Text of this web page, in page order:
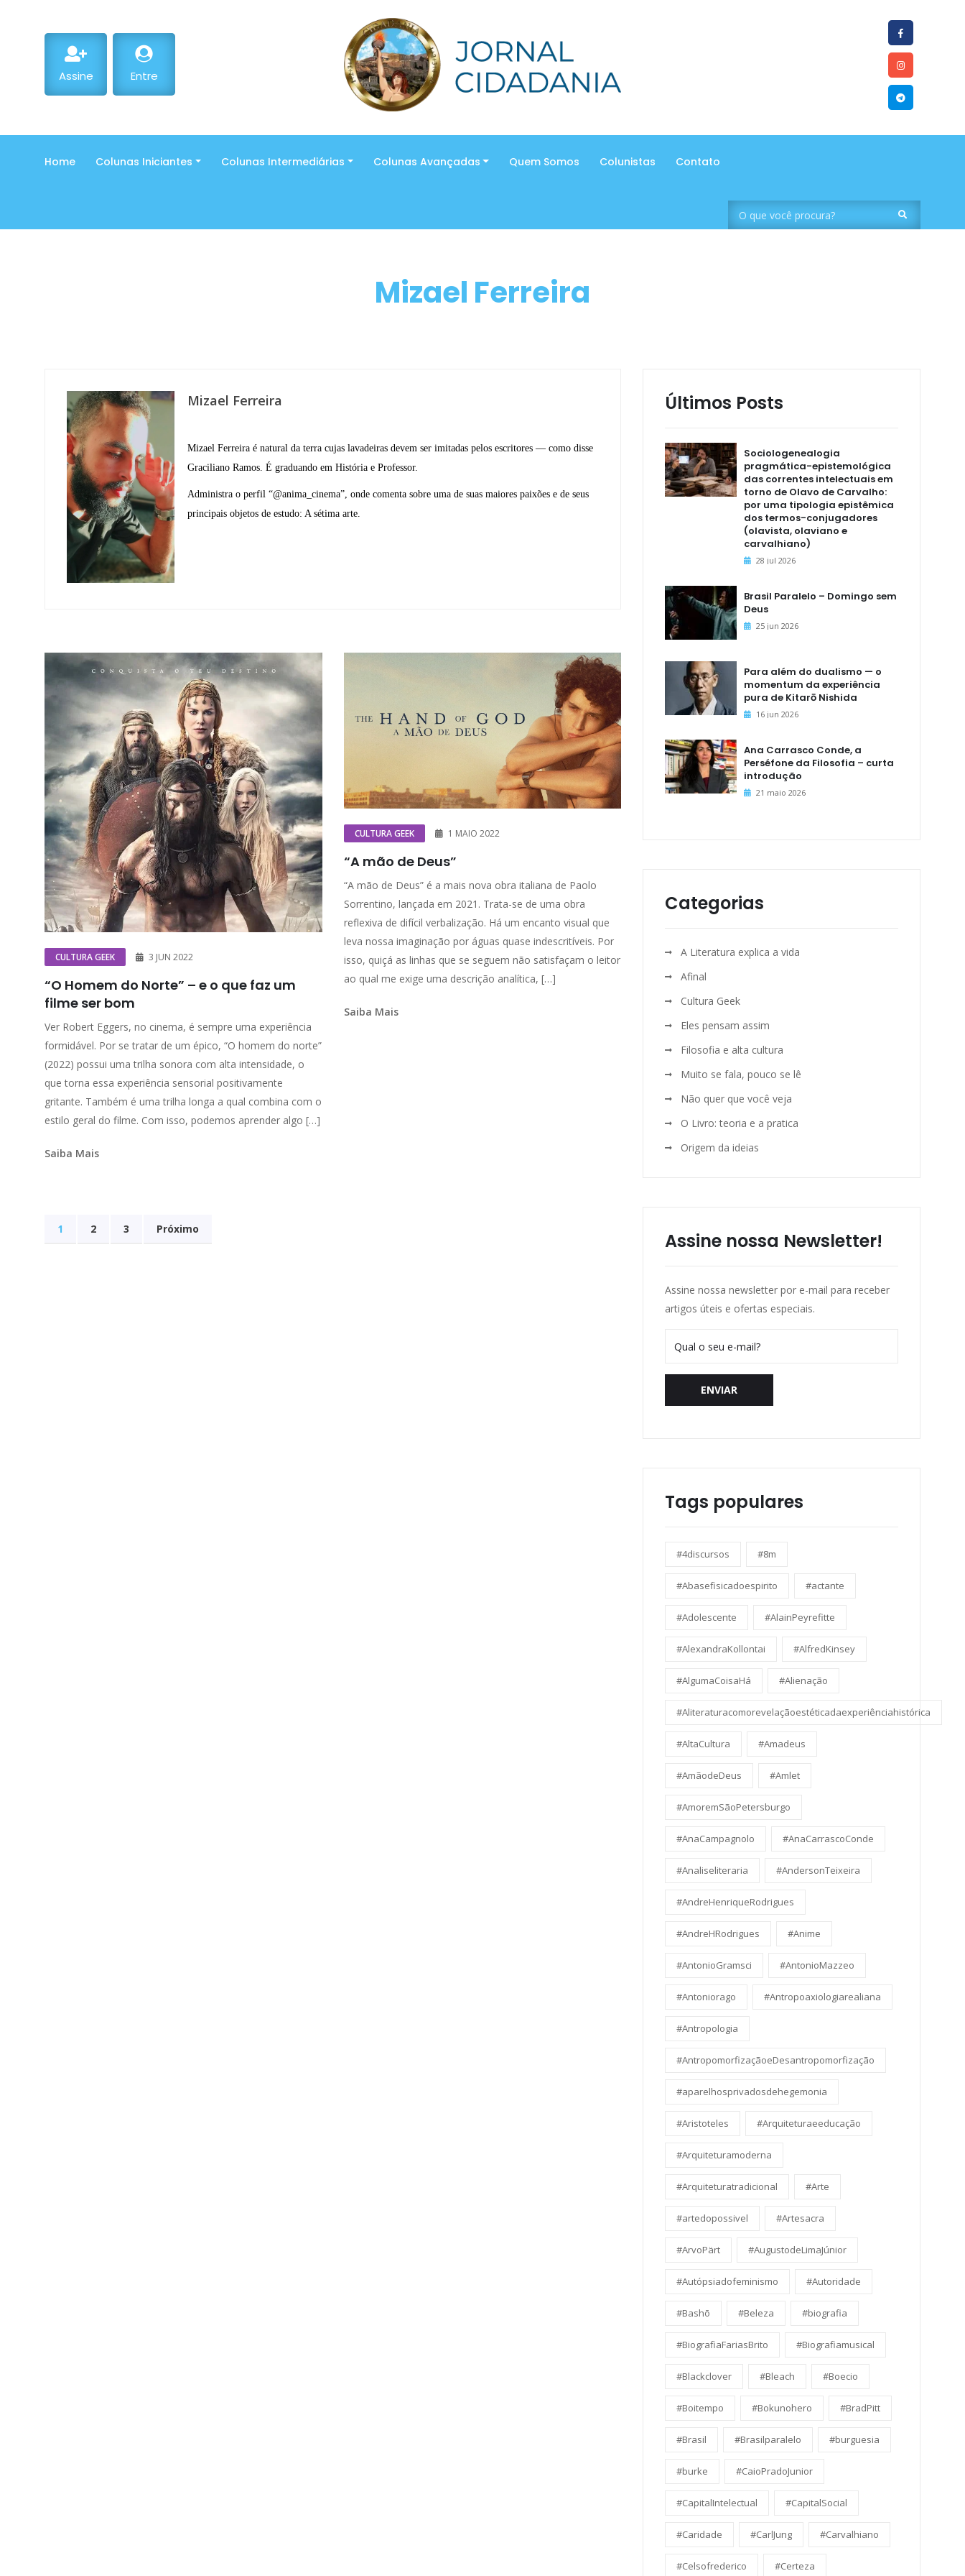
Assine Entre
Home Colunas Iniciantes Colunas Intermediárias Colunas Avançadas Quem Somos Colunistas Contato
Mizael Ferreira
Mizael Ferreira
Mizael Ferreira é natural da terra cujas lavadeiras devem ser imitadas pelos escritores — como disse
Graciliano Ramos. É graduando em História e Professor.
Administra o perfil “@anima_cinema”, onde comenta sobre uma de suas maiores paixões e de seus
principais objetos de estudo: A sétima arte.
CULTURA GEEK 3 JUN 2022
“O Homem do Norte” – e o que faz um
filme ser bom
Ver Robert Eggers, no cinema, é sempre uma experiência
formidável. Por se tratar de um épico, “O homem do norte”
(2022) possui uma trilha sonora com alta intensidade, o
que torna essa experiência sensorial positivamente
gritante. Também é uma trilha longa a qual combina com o
estilo geral do filme. Com isso, podemos aprender algo […]
Saiba Mais
CULTURA GEEK 1 MAIO 2022
“A mão de Deus”
“A mão de Deus” é a mais nova obra italiana de Paolo
Sorrentino, lançada em 2021. Trata-se de uma obra
reflexiva de difícil verbalização. Há um encanto visual que
leva nossa imaginação por águas quase indescritíveis. Por
isso, quiçá as linhas que se seguem não satisfaçam o leitor
ao qual me exige uma descrição analítica, […]
Saiba Mais
1 2 3 Próximo
Últimos Posts
Sociologenealogia
pragmática-epistemológica
das correntes intelectuais em
torno de Olavo de Carvalho:
por uma tipologia epistêmica
dos termos-conjugadores
(olavista, olaviano e
carvalhiano)
28 jul 2026
Brasil Paralelo – Domingo sem
Deus
25 jun 2026
Para além do dualismo — o
momentum da experiência
pura de Kitarō Nishida
16 jun 2026
Ana Carrasco Conde, a
Perséfone da Filosofia – curta
introdução
21 maio 2026
Categorias
A Literatura explica a vida
Afinal
Cultura Geek
Eles pensam assim
Filosofia e alta cultura
Muito se fala, pouco se lê
Não quer que você veja
O Livro: teoria e a pratica
Origem da ideias
Assine nossa Newsletter!
Assine nossa newsletter por e-mail para receber
artigos úteis e ofertas especiais.
ENVIAR
Tags populares
#4discursos #8m
#Abasefisicadoespirito #actante
#Adolescente #AlainPeyrefitte
#AlexandraKollontai #AlfredKinsey
#AlgumaCoisaHá #Alienação
#Aliteraturacomorevelaçãoestéticadaexperiênciahistórica
#AltaCultura #Amadeus
#AmãodeDeus #Amlet
#AmoremSãoPetersburgo
#AnaCampagnolo #AnaCarrascoConde
#Analiseliteraria #AndersonTeixeira
#AndreHenriqueRodrigues
#AndreHRodrigues #Anime
#AntonioGramsci #AntonioMazzeo
#Antoniorago #Antropoaxiologiarealiana
#Antropologia
#AntropomorfizaçãoeDesantropomorfização
#aparelhosprivadosdehegemonia
#Aristoteles #Arquiteturaeeducação
#Arquiteturamoderna
#Arquiteturatradicional #Arte
#artedopossivel #Artesacra
#ArvoPärt #AugustodeLimaJúnior
#Autópsiadofeminismo #Autoridade
#Bashō #Beleza #biografia
#BiografiaFariasBrito #Biografiamusical
#Blackclover #Bleach #Boecio
#Boitempo #Bokunohero #BradPitt
#Brasil #Brasilparalelo #burguesia
#burke #CaioPradoJunior
#CapitalIntelectual #CapitalSocial
#Caridade #CarlJung #Carvalhiano
#Celsofrederico #Certeza